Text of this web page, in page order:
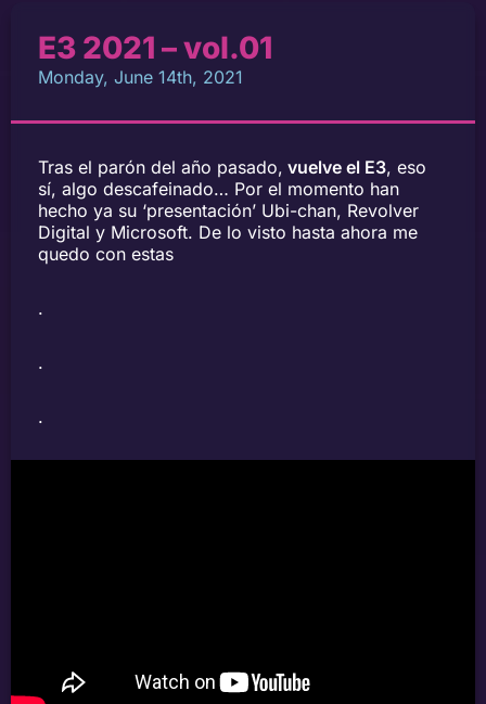
E3 2021 – vol.01
Monday, June 14th, 2021
Tras el parón del año pasado, vuelve el E3, eso
sí, algo descafeinado… Por el momento han
hecho ya su ‘presentación’ Ubi-chan, Revolver
Digital y Microsoft. De lo visto hasta ahora me
quedo con estas
.
.
.